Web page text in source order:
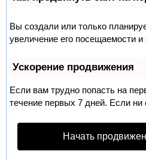
Вы создали или только
увеличение его посещаемости
Ускорение продвижения
Если вам трудно попасть на
течение первых 7 дней. Если ни
Начать